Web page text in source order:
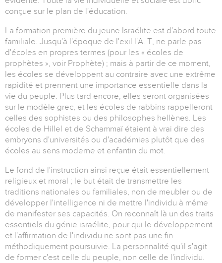
conçue sur le plan de l'éducation.
La formation première du jeune Israélite est d'abord toute
familiale. Jusqu'à l'époque de l'exil l'A. T, ne parle pas
d'écoles en propres termes (pour les « écoles de
prophètes », voir Prophète) ; mais à partir de ce moment,
les écoles se développent au contraire avec une extrême
rapidité et prennent une importance essentielle dans la
vie du peuple. Plus tard encore, elles seront organisées
sur le modèle grec, et les écoles de rabbins rappelleront
celles des sophistes ou des philosophes hellènes. Les
écoles de Hillel et de Schammaï étaient à vrai dire des
embryons d'universités ou d'académies plutôt que des
écoles au sens moderne et enfantin du mot.
Le fond de l'instruction ainsi reçue était essentiellement
religieux et moral ; le but était de transmettre les
traditions nationales ou familiales, non de meubler ou de
développer l'intelligence ni de mettre l'individu à même
de manifester ses capacités. On reconnaît là un des traits
essentiels du génie israélite, pour qui le développement
et l'affirmation de l'individu ne sont pas une fin
méthodiquement poursuivie. La personnalité qu'il s'agit
de former c'est celle du peuple, non celle de l'individu.